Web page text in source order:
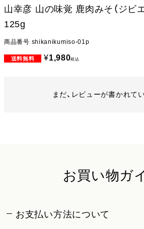
山幸彦 山の味覚 鹿肉みそ（ジビエ
125g
商品番号 shikanikumiso-01p
¥1,980税込
まだ、レビューが書かれて
お買い物ガ
お支払い方法について